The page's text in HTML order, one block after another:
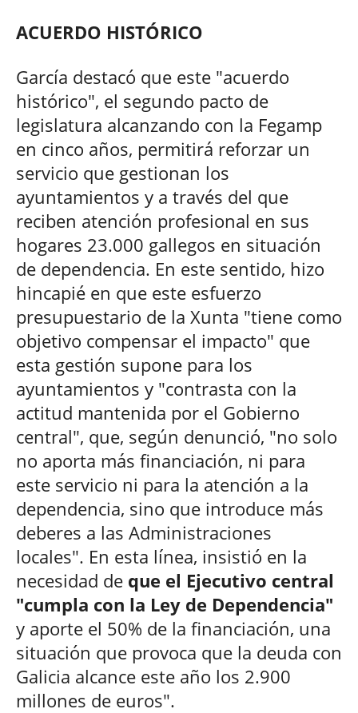
ACUERDO HISTÓRICO
García destacó que este "acuerdo
histórico", el segundo pacto de
legislatura alcanzando con la Fegamp
en cinco años, permitirá reforzar un
servicio que gestionan los
ayuntamientos y a través del que
reciben atención profesional en sus
hogares 23.000 gallegos en situación
de dependencia. En este sentido, hizo
hincapié en que este esfuerzo
presupuestario de la Xunta "tiene como
objetivo compensar el impacto" que
esta gestión supone para los
ayuntamientos y "contrasta con la
actitud mantenida por el Gobierno
central", que, según denunció, "no solo
no aporta más financiación, ni para
este servicio ni para la atención a la
dependencia, sino que introduce más
deberes a las Administraciones
locales". En esta línea, insistió en la
necesidad de que el Ejecutivo central
"cumpla con la Ley de Dependencia"
y aporte el 50% de la financiación, una
situación que provoca que la deuda con
Galicia alcance este año los 2.900
millones de euros".